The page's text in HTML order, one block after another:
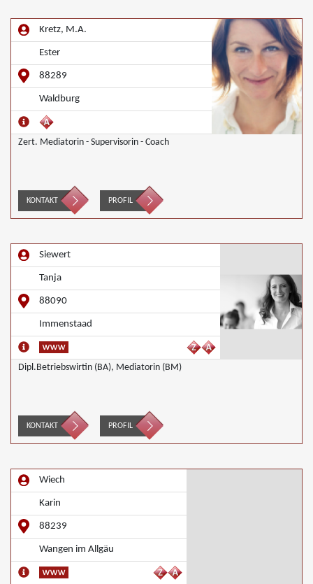
Kretz, M.A.
Ester
88289
Waldburg
Zert. Mediatorin - Supervisorin - Coach
KONTAKT PROFIL
Siewert
Tanja
88090
Immenstaad
Dipl.Betriebswirtin (BA), Mediatorin (BM)
KONTAKT PROFIL
Wiech
Karin
88239
Wangen im Allgäu